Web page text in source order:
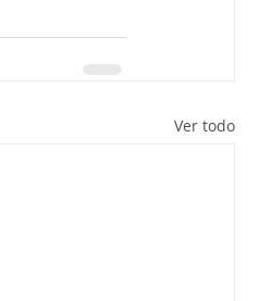
Ver todo